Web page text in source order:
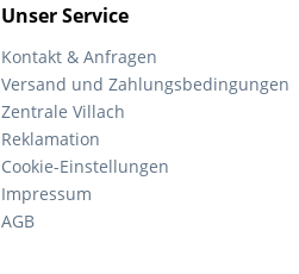
Unser Service
Kontakt & Anfragen
Versand und Zahlungsbedingungen
Zentrale Villach
Reklamation
Cookie-Einstellungen
Impressum
AGB